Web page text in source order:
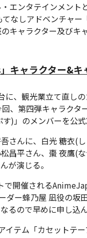
エンタテインメント
なしアドベンチャー
キャラクター及びキ
キャラクター&キ
に、観光業立て直し
、第四弾キャラクタ
)」のメンバーを公式
さんに、白光 糖衣(
昌平さん、棗 夜鷹(
が演じる。
で開催される
ダー蜂乃屋 凪役の坂
るので早めに申し込ん
テム「カセットテー